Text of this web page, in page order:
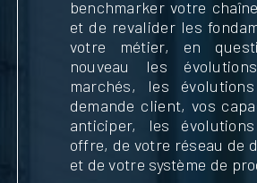
benchmarker votre
et de revalider les
votre métier, en
nouveau les
marchés, les
demande client, vos
anticiper, les
offre, de votre réseau de
et de votre système de